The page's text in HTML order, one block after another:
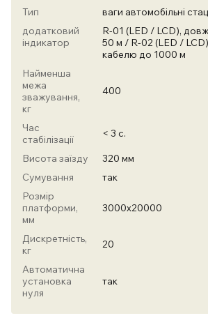
Тип
ваги автомобільні
додатковий
індикатор
R-01 (LED / LCD),
50 м / R-02 (LED /
кабелю до 1000 м
Найменша
межа
зважування,
кг
400
Час
стабілізації
< 3 с.
Висота заїзду
320 мм
Сумування
так
Розмір
платформи,
мм
3000х20000
Дискретність,
кг
20
Автоматична
установка
нуля
так